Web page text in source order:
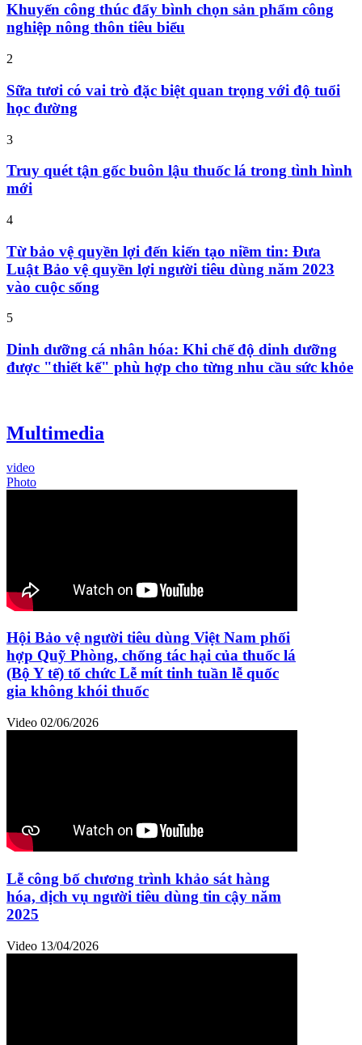
Khuyến công thúc đẩy bình chọn sản phẩm công
nghiệp nông thôn tiêu biểu
2
Sữa tươi có vai trò đặc biệt quan trọng với độ tuổi
học đường
3
Truy quét tận gốc buôn lậu thuốc lá trong tình hình
mới
4
Từ bảo vệ quyền lợi đến kiến tạo niềm tin: Đưa
Luật Bảo vệ quyền lợi người tiêu dùng năm 2023
vào cuộc sống
5
Dinh dưỡng cá nhân hóa: Khi chế độ dinh dưỡng
được "thiết kế" phù hợp cho từng nhu cầu sức khỏe
Multimedia
video
Photo
Hội Bảo vệ người tiêu dùng Việt Nam phối
hợp Quỹ Phòng, chống tác hại của thuốc lá
(Bộ Y tế) tổ chức Lễ mít tinh tuần lễ quốc
gia không khói thuốc
Video 02/06/2026
Lễ công bố chương trình khảo sát hàng
hóa, dịch vụ người tiêu dùng tin cậy năm
2025
Video 13/04/2026